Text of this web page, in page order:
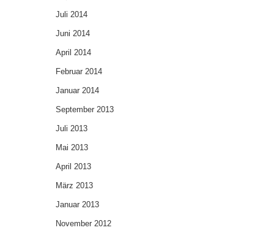
Juli 2014
Juni 2014
April 2014
Februar 2014
Januar 2014
September 2013
Juli 2013
Mai 2013
April 2013
März 2013
Januar 2013
November 2012